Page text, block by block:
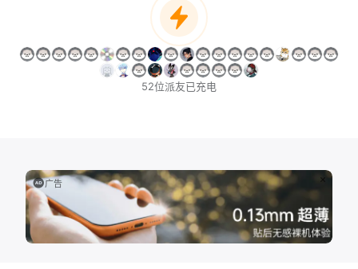
52位派友已充电
广告